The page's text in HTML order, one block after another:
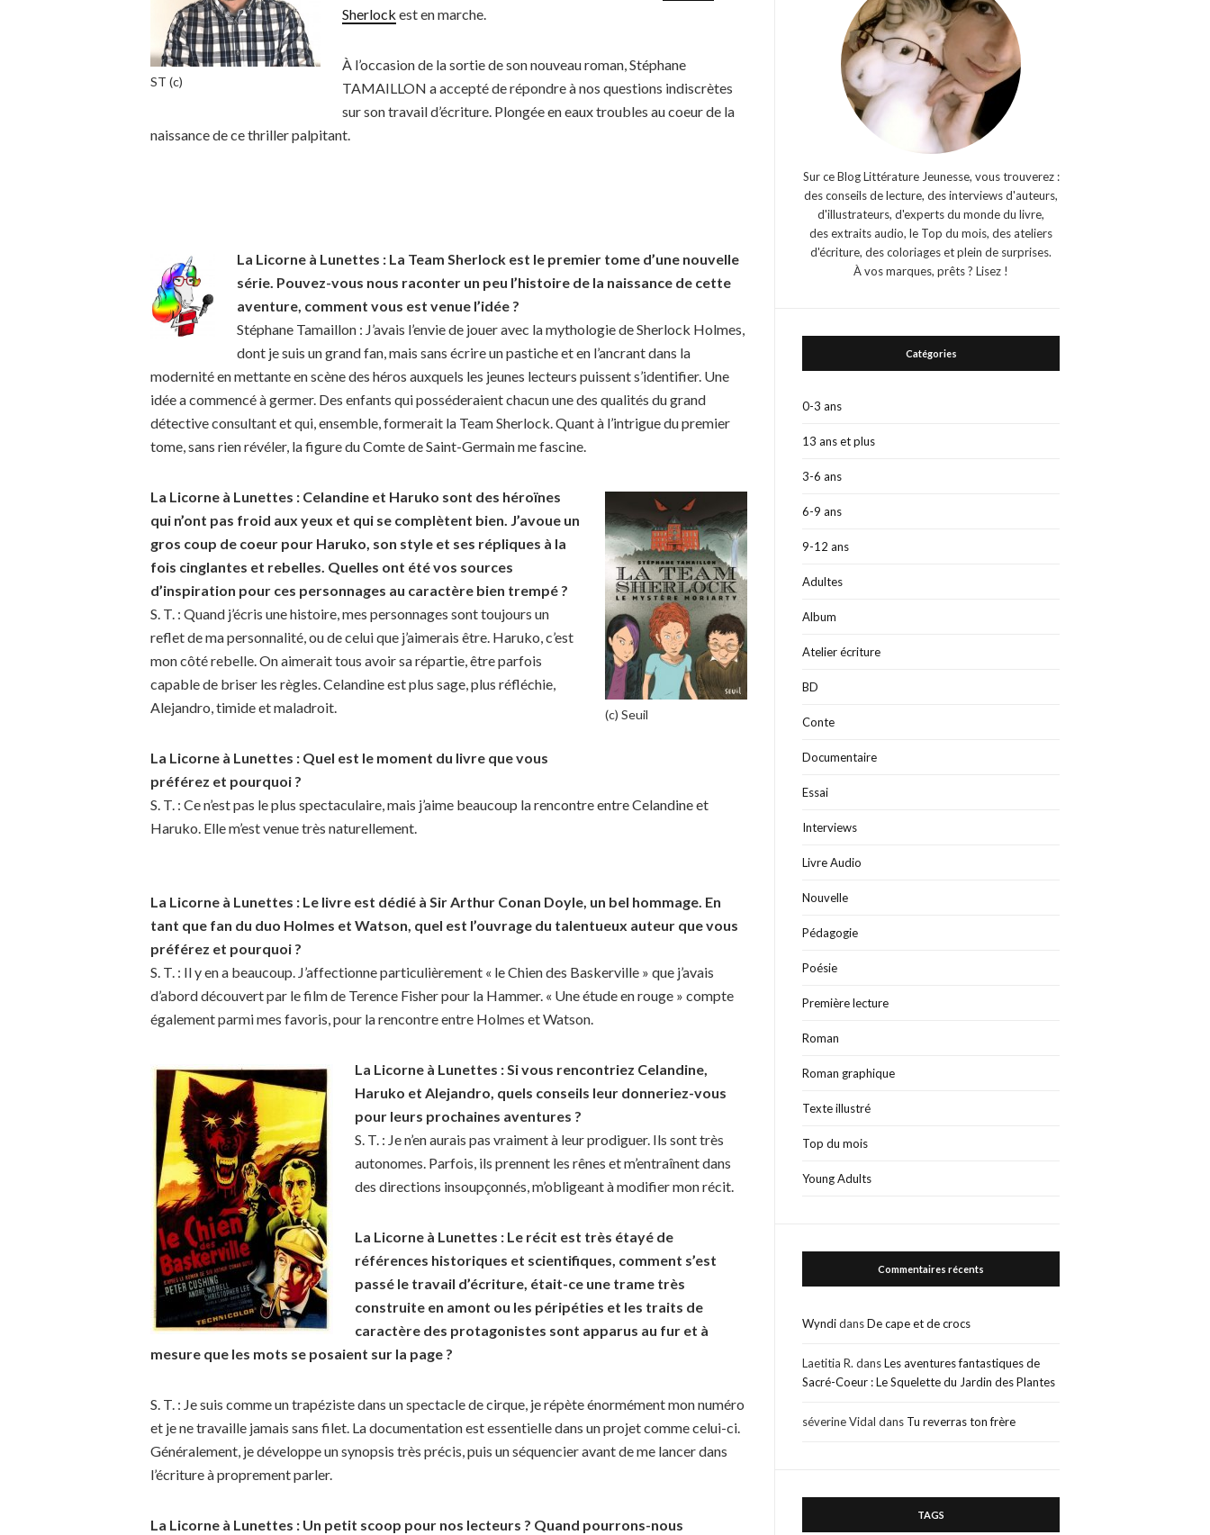
ST (c)
Sherlock est en marche.
À l’occasion de la sortie de son nouveau roman, Stéphane
TAMAILLON a accepté de répondre à nos questions indiscrètes
sur son travail d’écriture. Plongée en eaux troubles au coeur de la
naissance de ce thriller palpitant.
La Licorne à Lunettes : La Team Sherlock est le premier tome d’une nouvelle
série. Pouvez-vous nous raconter un peu l’histoire de la naissance de cette
aventure, comment vous est venue l’idée ?
Stéphane Tamaillon : J’avais l’envie de jouer avec la mythologie de Sherlock Holmes,
dont je suis un grand fan, mais sans écrire un pastiche et en l’ancrant dans la
modernité en mettante en scène des héros auxquels les jeunes lecteurs puissent s’identifier. Une
idée a commencé à germer. Des enfants qui posséderaient chacun une des qualités du grand
détective consultant et qui, ensemble, formerait la Team Sherlock. Quant à l’intrigue du premier
tome, sans rien révéler, la figure du Comte de Saint-Germain me fascine.
(c) Seuil
La Licorne à Lunettes : Celandine et Haruko sont des héroïnes
qui n’ont pas froid aux yeux et qui se complètent bien. J’avoue un
gros coup de coeur pour Haruko, son style et ses répliques à la
fois cinglantes et rebelles. Quelles ont été vos sources
d’inspiration pour ces personnages au caractère bien trempé ?
S. T. : Quand j’écris une histoire, mes personnages sont toujours un
reflet de ma personnalité, ou de celui que j’aimerais être. Haruko, c’est
mon côté rebelle. On aimerait tous avoir sa répartie, être parfois
capable de briser les règles. Celandine est plus sage, plus réfléchie,
Alejandro, timide et maladroit.
La Licorne à Lunettes : Quel est le moment du livre que vous
préférez et pourquoi ?
S. T. : Ce n’est pas le plus spectaculaire, mais j’aime beaucoup la rencontre entre Celandine et
Haruko. Elle m’est venue très naturellement.
La Licorne à Lunettes : Le livre est dédié à Sir Arthur Conan Doyle, un bel hommage. En
tant que fan du duo Holmes et Watson, quel est l’ouvrage du talentueux auteur que vous
préférez et pourquoi ?
S. T. : Il y en a beaucoup. J’affectionne particulièrement « le Chien des Baskerville » que j’avais
d’abord découvert par le film de Terence Fisher pour la Hammer. « Une étude en rouge » compte
également parmi mes favoris, pour la rencontre entre Holmes et Watson.
La Licorne à Lunettes : Si vous rencontriez Celandine,
Haruko et Alejandro, quels conseils leur donneriez-vous
pour leurs prochaines aventures ?
S. T. : Je n’en aurais pas vraiment à leur prodiguer. Ils sont très
autonomes. Parfois, ils prennent les rênes et m’entraînent dans
des directions insoupçonnés, m’obligeant à modifier mon récit.
La Licorne à Lunettes : Le récit est très étayé de
références historiques et scientifiques, comment s’est
passé le travail d’écriture, était-ce une trame très
construite en amont ou les péripéties et les traits de
caractère des protagonistes sont apparus au fur et à
mesure que les mots se posaient sur la page ?
S. T. : Je suis comme un trapéziste dans un spectacle de cirque, je répète énormément mon numéro
et je ne travaille jamais sans filet. La documentation est essentielle dans un projet comme celui-ci.
Généralement, je développe un synopsis très précis, puis un séquencier avant de me lancer dans
l’écriture à proprement parler.
La Licorne à Lunettes : Un petit scoop pour nos lecteurs ? Quand pourrons-nous
Sur ce Blog Littérature Jeunesse, vous trouverez :
des conseils de lecture, des interviews d'auteurs,
d'illustrateurs, d'experts du monde du livre,
des extraits audio, le Top du mois, des ateliers
d'écriture, des coloriages et plein de surprises.
À vos marques, prêts ? Lisez !
Catégories
0-3 ans
13 ans et plus
3-6 ans
6-9 ans
9-12 ans
Adultes
Album
Atelier écriture
BD
Conte
Documentaire
Essai
Interviews
Livre Audio
Nouvelle
Pédagogie
Poésie
Première lecture
Roman
Roman graphique
Texte illustré
Top du mois
Young Adults
Commentaires récents
WyndidansDe cape et de crocs
Laetitia R. dansLes aventures fantastiques de
Sacré-Coeur : Le Squelette du Jardin des Plantes
séverine Vidal dans Tu reverras ton frère
TAGS